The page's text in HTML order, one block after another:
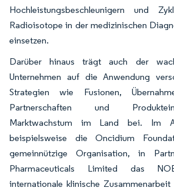
Hochleistungsbeschleunigern und
Radioisotope in der medizinischen
einsetzen.
Darüber hinaus trägt auch der
Unternehmen auf die Anwendung
Strategien wie Fusionen,
Partnerschaften und
Marktwachstum im Land bei. Im
beispielsweise die Oncidium
gemeinnützige Organisation, in
Pharmaceuticals Limited das
internationale klinische